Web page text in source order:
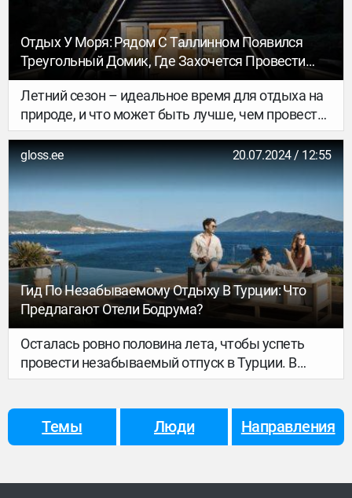
Отдых У Моря: Рядом С Таллинном Появился
Треугольный Домик, Где Захочется Провести
Выходные
Летний сезон – идеальное время для отдыха на
природе, и что может быть лучше, чем провести
его в необычном, но уютном треугольном
домике в стиле A-frame? Этот тип домиков-
шалашей стал настоящим трендом и
заслуженно завоевал популярность среди
любителей загородного отдыха.
gloss.ee 20.07.2024 / 12:55
Гид По Незабываемому Отдыху В Турции: Что
Предлагают Отели Бодрума?
Осталась ровно половина лета, чтобы успеть
провести незабываемый отпуск в Турции. В
нашей подборке сегодня — самые яркие
Темы Люди Направления